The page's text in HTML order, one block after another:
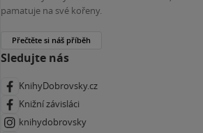
pamatuje na své kořeny.
Přečtěte si náš příběh
Sledujte nás
KnihyDobrovsky.cz
Knižní závisláci
knihydobrovsky